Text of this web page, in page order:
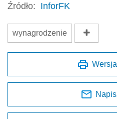
Źródło: InforFK
wynagrodzenie